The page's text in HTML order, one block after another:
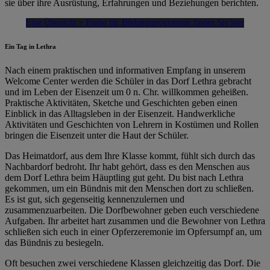
sie über ihre Ausrüstung, Erfahrungen und Beziehungen berichten.
Eine Übersicht + Preise für Bildungsprogramme finden Sie hier
Ein Tag in Lethra
Nach einem praktischen und informativen Empfang in unserem
Welcome Center werden die Schüler in das Dorf Lethra gebracht
und im Leben der Eisenzeit um 0 n. Chr. willkommen geheißen.
Praktische Aktivitäten, Sketche und Geschichten geben einen
Einblick in das Alltagsleben in der Eisenzeit. Handwerkliche
Aktivitäten und Geschichten von Lehrern in Kostümen und Rollen
bringen die Eisenzeit unter die Haut der Schüler.
Das Heimatdorf, aus dem Ihre Klasse kommt, fühlt sich durch das
Nachbardorf bedroht. Ihr habt gehört, dass es den Menschen aus
dem Dorf Lethra beim Häuptling gut geht. Du bist nach Lethra
gekommen, um ein Bündnis mit den Menschen dort zu schließen.
Es ist gut, sich gegenseitig kennenzulernen und
zusammenzuarbeiten. Die Dorfbewohner geben euch verschiedene
Aufgaben. Ihr arbeitet hart zusammen und die Bewohner von Lethra
schließen sich euch in einer Opferzeremonie im Opfersumpf an, um
das Bündnis zu besiegeln.
Oft besuchen zwei verschiedene Klassen gleichzeitig das Dorf. Die